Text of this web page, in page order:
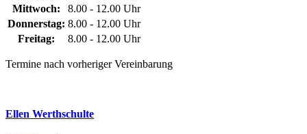
Mittwoch:
8.00 - 12.00 Uhr
Donnerstag: 8.00 - 12.00 Uhr
Freitag:
8.00 - 12.00 Uhr
Termine nach vorheriger Vereinbarung
Ellen Werthschulte